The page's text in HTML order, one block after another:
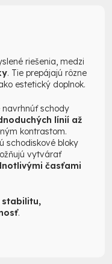
riešenia, medzi
. Tie prepájajú rôzne
estetický doplnok.
navrhnúť schody
línií až
kontrastom.
schodiskové bloky
vytvárať
časťami
stabilitu,
.